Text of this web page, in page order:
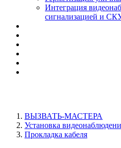
Интеграция
сигнализацией и
ВЫЗВАТЬ-МАСТЕРА
Установка
Прокладка кабеля